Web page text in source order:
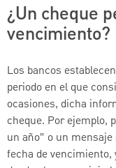
¿Un cheque
vencimiento?
Los bancos
periodo en el que
ocasiones, dicha
cheque. Por ejemplo,
un año” o un
fecha de vencimiento,